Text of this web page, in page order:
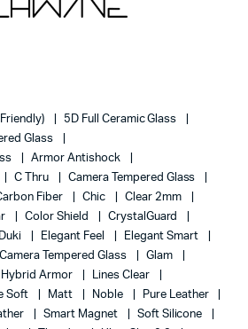
5D Full Ceramic Glass
Glass
Armor Antishock
C Thru
Camera Tempered Glass
Fiber Chic
Clear 2mm
Color Shield
CrystalGuard
Duki Elegant Feel
Elegant Smart
Tempered Glass
Glam
Hybrid Armor
Lines Clear
Soft Matt Noble
Pure Leather
Smart Magnet
Soft Silicone